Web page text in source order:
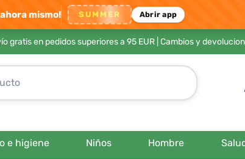
mismo! SUMMER Abrir app
gratis en pedidos superiores a 95 EUR| Cambios y
e higiene Niños Hombre